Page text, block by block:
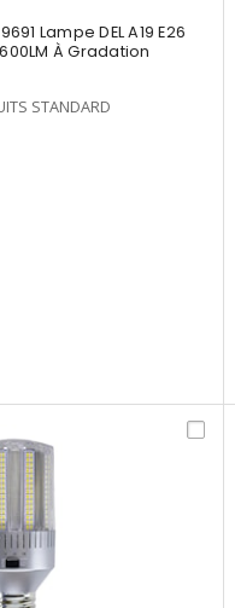
Lampe DEL A19 E26
À Gradation
STANDARD